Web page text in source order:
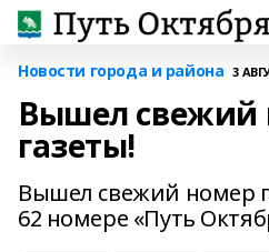
Новости города и района 3
Вышел свежий
газеты!
Вышел свежий номер
62 номере «Путь